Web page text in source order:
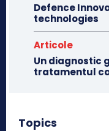
Defence
technologies
Articole
Un diagnostic
tratamentul
Topics